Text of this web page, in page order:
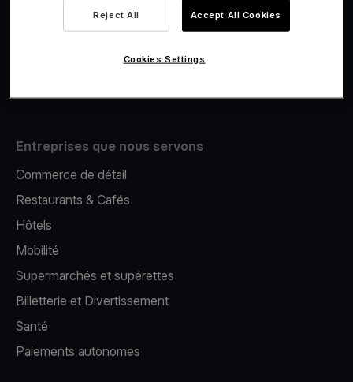
E-Reporting
Entreprises que nous servons
Commerce de détail
Restaurants & Cafés
Hôtels
Mobilité
Supermarchés et supérettes
Billetterie et Divertissement
Santé
Paiements autonomes
Reject All Accept All Cookies
Cookies Settings